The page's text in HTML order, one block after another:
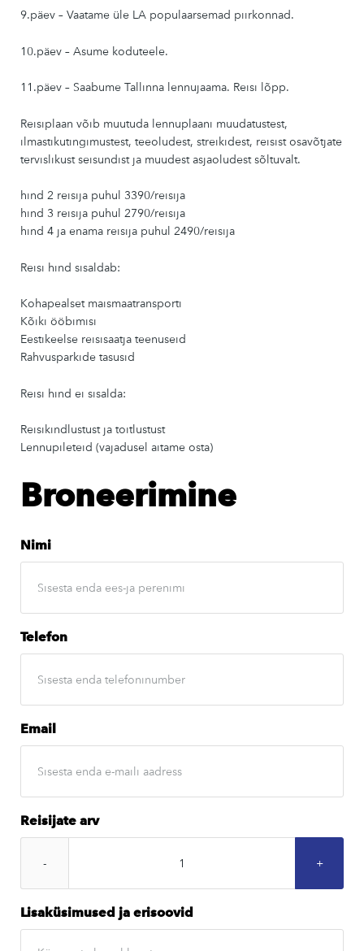
9.päev – Vaatame üle LA populaarsemad piirkonnad.
10.päev – Asume koduteele.
11.päev – Saabume Tallinna lennujaama. Reisi lõpp.
Reisiplaan võib muutuda lennuplaani muudatustest,
ilmastikutingimustest, teeoludest, streikidest, reisist osavõtjate
tervislikust seisundist ja muudest asjaoludest sõltuvalt.
hind 2 reisija puhul 3390/reisija
hind 3 reisija puhul 2790/reisija
hind 4 ja enama reisija puhul 2490/reisija
Reisi hind sisaldab:
Kohapealset maismaatransporti
Kõiki ööbimisi
Eestikeelse reisisaatja teenuseid
Rahvusparkide tasusid
Reisi hind ei sisalda:
Reisikindlustust ja toitlustust
Lennupileteid (vajadusel aitame osta)
Broneerimine
Nimi
Telefon
Email
Reisijate arv
Lisaküsimused ja erisoovid